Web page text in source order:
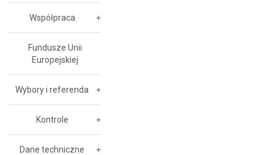
Współpraca
Fundusze Unii
Europejskiej
Wybory i referenda
Kontrole
Dane techniczne